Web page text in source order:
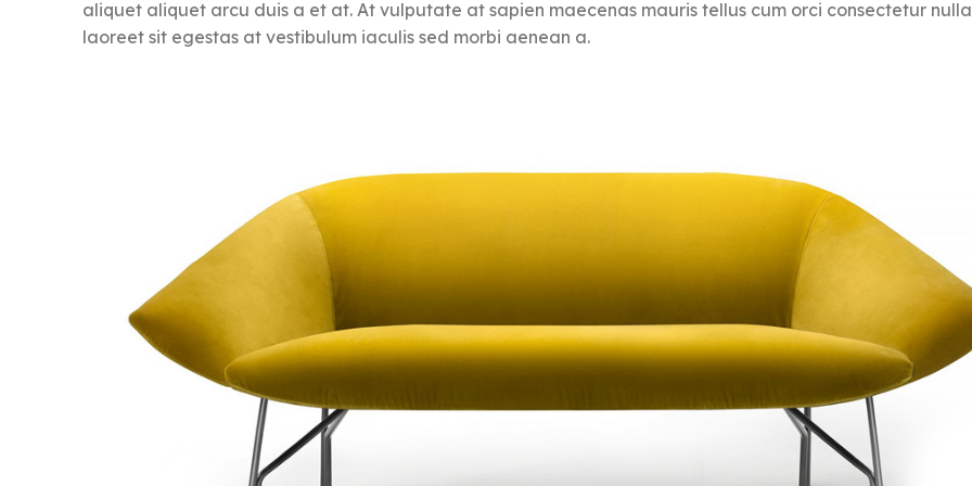
aliquet aliquet arcu duis a et at. At vulputate at sapien maecenas mauris tellus cum orci consectetur
laoreet sit egestas at vestibulum iaculis sed morbi aenean a.